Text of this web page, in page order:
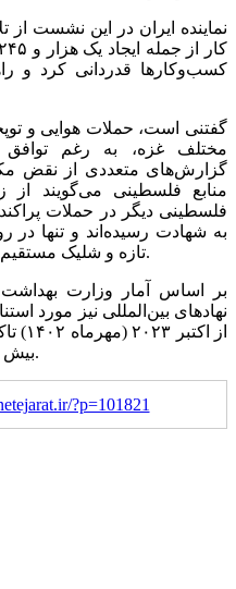
نماینده ایران در این نشست
گفتنی است، حملات هوایی و
مختلف غزه، به رغم
گزارش‌های متعددی از نقض
منابع فلسطینی می‌گویند
فلسطینی دیگر در حملات
به شهادت رسیده‌اند و تنها در
تازه و شلیک مستقیم در نقاط مختلف غزه کشته شده‌اند.
بر اساس آمار وزارت
نهادهای بین‌المللی نیز مورد
بیش از ۱۷۰ هزار نفر نیز مجروح شده‌اند.
?p=101821